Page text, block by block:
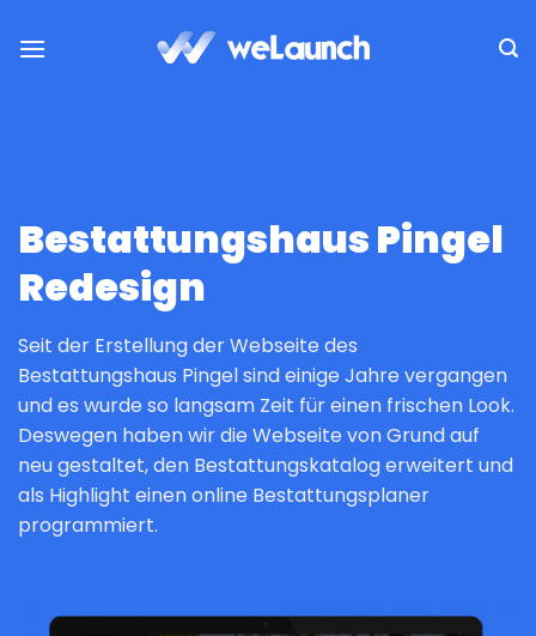
Bestattungshaus Pingel
Redesign
Seit der Erstellung der Webseite des
Bestattungshaus Pingel sind einige Jahre vergangen
und es wurde so langsam Zeit für einen frischen Look.
Deswegen haben wir die Webseite von Grund auf
neu gestaltet, den Bestattungskatalog erweitert und
als Highlight einen online Bestattungsplaner
programmiert.